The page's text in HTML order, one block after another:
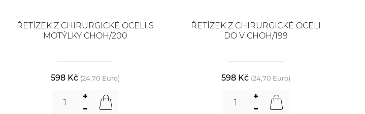
ŘETÍZEK Z CHIRURGICKÉ OCELI S
MOTÝLKY CHOH/200
598 Kč (24,70 Euro)
ŘETÍZEK Z CHIRURGICKÉ OCELI
DO V CHOH/199
598 Kč (24,70 Euro)